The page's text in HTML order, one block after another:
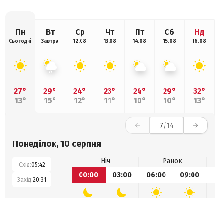
Пн
Сьогодні
27°
13°
Вт
Завтра
29°
15°
Ср
12.08
24°
12°
Чт
13.08
23°
11°
Пт
14.08
24°
10°
Сб
15.08
29°
10°
Нд
16.08
32°
13°
7/14
Понеділок, 10 серпня
Схід:05:42
Захід:20:31
Ніч
Ранок
00:00
03:00 06:00 09:00